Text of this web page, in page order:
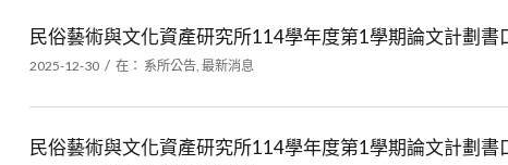
民俗藝術與文化資產研究所114學年度第1學期論文計劃書
2025-12-30 / 在： 系所公告, 最新消息
民俗藝術與文化資產研究所114學年度第1學期論文計劃書